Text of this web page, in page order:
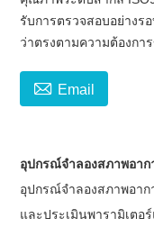
รับการตรวจสอบอย่างร
ว่าตรงตามความต้องกา
 Email
อุปกรณ์จำลองสภาพอา
อุปกรณ์จำลองสภาพอา
และประเมินพารามิเต